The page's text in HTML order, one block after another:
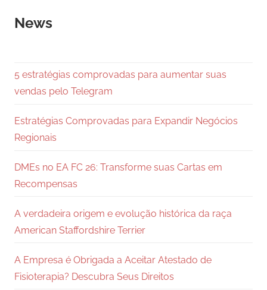
News
5 estratégias comprovadas para aumentar suas
vendas pelo Telegram
Estratégias Comprovadas para Expandir Negócios
Regionais
DMEs no EA FC 26: Transforme suas Cartas em
Recompensas
A verdadeira origem e evolução histórica da raça
American Staffordshire Terrier
A Empresa é Obrigada a Aceitar Atestado de
Fisioterapia? Descubra Seus Direitos